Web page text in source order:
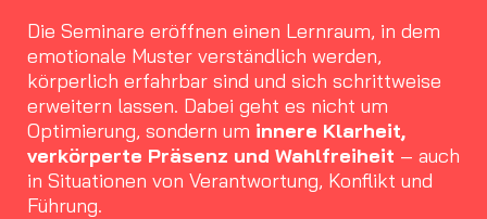
Die Seminare eröffnen einen Lernraum, in dem
emotionale Muster verständlich werden,
körperlich erfahrbar sind und sich schrittweise
erweitern lassen. Dabei geht es nicht um
Optimierung, sondern um innere Klarheit,
verkörperte Präsenz und Wahlfreiheit – auch
in Situationen von Verantwortung, Konflikt und
Führung.